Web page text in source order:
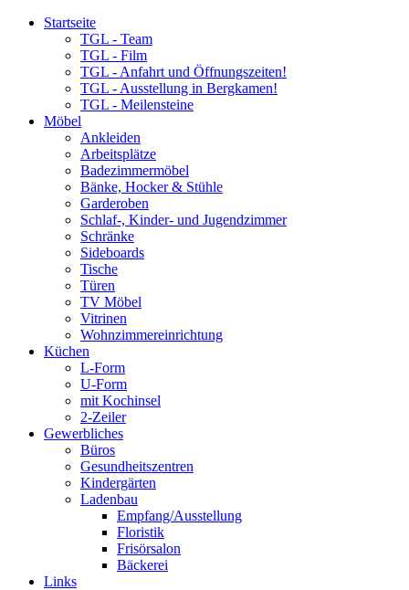
Startseite
TGL - Team
TGL - Film
TGL - Anfahrt und Öffnungszeiten!
TGL - Ausstellung in Bergkamen!
TGL - Meilensteine
Möbel
Ankleiden
Arbeitsplätze
Badezimmermöbel
Bänke, Hocker & Stühle
Garderoben
Schlaf-, Kinder- und Jugendzimmer
Schränke
Sideboards
Tische
Türen
TV Möbel
Vitrinen
Wohnzimmereinrichtung
Küchen
L-Form
U-Form
mit Kochinsel
2-Zeiler
Gewerbliches
Büros
Gesundheitszentren
Kindergärten
Ladenbau
Empfang/Ausstellung
Floristik
Frisörsalon
Bäckerei
Links